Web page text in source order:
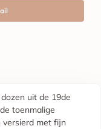
uit de 19de
toenmalige
versierd met fijn